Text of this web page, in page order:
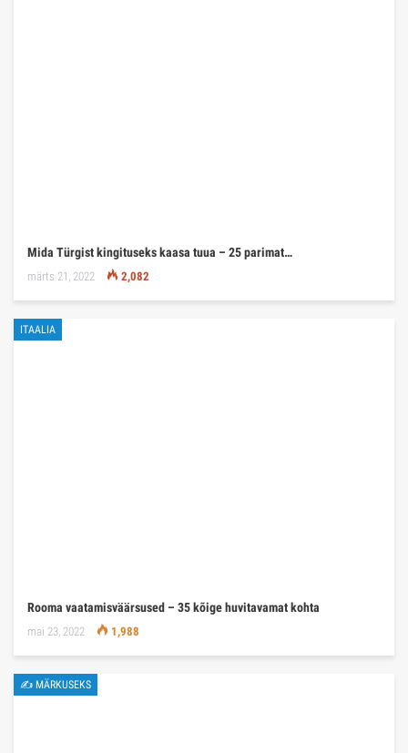
Mida Türgist kingituseks kaasa tuua – 25 parimat…
märts 21, 2022 2,082
ITAALIA
Rooma vaatamisväärsused – 35 kõige huvitavamat kohta
mai 23, 2022 1,988
✍ MÄRKUSEKS